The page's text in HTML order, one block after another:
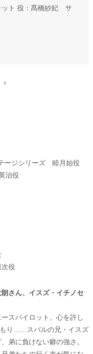
ット 役：髙橋紗妃 サ
ージシリーズ 睦月始役
治役
役
さん、イスズ・イチノセ
スパイロット。心を許し
もり……スバルの兄・イスズ
弟に負けない癖の強さ。